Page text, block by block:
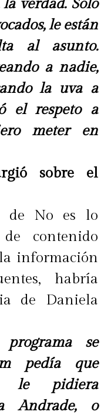
verdad. Solo
le están
al asunto.
a nadie,
la uva a
el respeto a
meter en
sobre el
de No es lo
contenido
información
habría
de Daniela
se
pedía que
le pidiera
Andrade, o